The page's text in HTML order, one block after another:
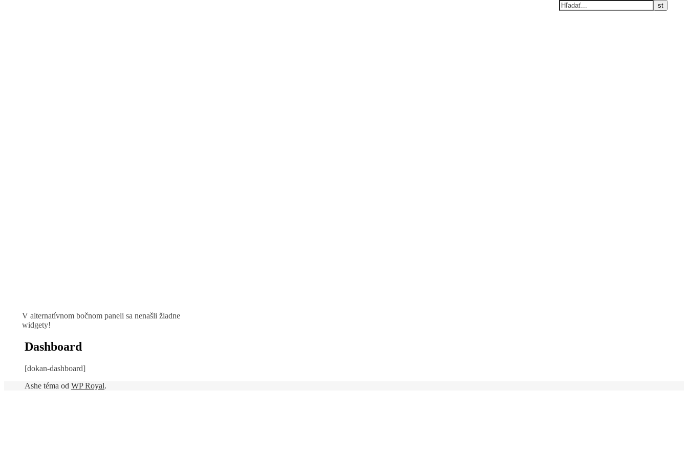
V alternatívnom bočnom paneli sa nenašli žiadne
widgety!
Dashboard
[dokan-dashboard]
Ashe téma od WP Royal.